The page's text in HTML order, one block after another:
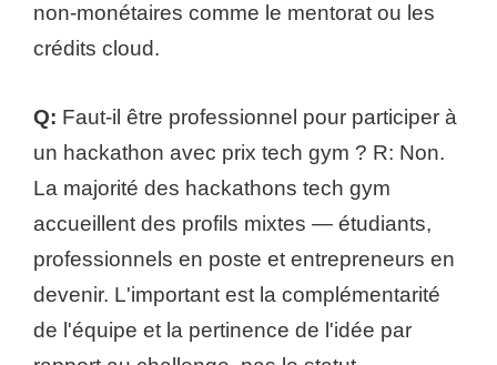
non-monétaires comme le mentorat ou les
crédits cloud.
Q: Faut-il être professionnel pour participer à
un hackathon avec prix tech gym ? R: Non.
La majorité des hackathons tech gym
accueillent des profils mixtes — étudiants,
professionnels en poste et entrepreneurs en
devenir. L'important est la complémentarité
de l'équipe et la pertinence de l'idée par